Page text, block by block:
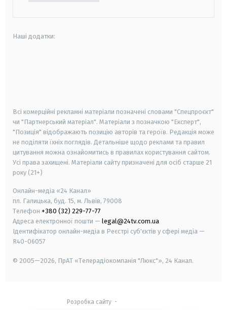
Наші додатки:
Всі комерційні рекламні матеріали позначені словами "Спецпроєкт"
чи "Партнерський матеріал". Матеріали з позначкою "Експерт",
"Позиція" відображають позицію авторів та героїв. Редакція може
не поділяти їхніх поглядів. Детальніше щодо реклами та правил
цитування можна ознайомитись в правилах користування сайтом.
Усі права захищені. Матеріали сайту призначені для осіб старше 21
року (21+)
Онлайн-медіа «24 Канал»
пл. Галицька, буд. 15, м. Львів, 79008
Телефон +380 (32) 229-77-77
Адреса електронної пошти — legal@24tv.com.ua
Ідентифікатор онлайн-медіа в Реєстрі суб'єктів у сфері медіа —
R40-06057
© 2005—2026, ПрАТ «Телерадіокомпанія "Люкс"», 24 Канал.
Розробка сайту-